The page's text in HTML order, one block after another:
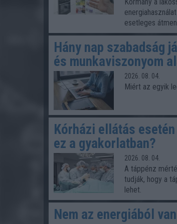
esetleges
Hány nap szabadság
és munkaviszonyom
2026. 08. 04.
Miért az egyik
Kórházi ellátás
ez a gyakorlatban?
2026. 08. 04.
A táppénz
tudják, hogy a
lehet.
Nem az energiából